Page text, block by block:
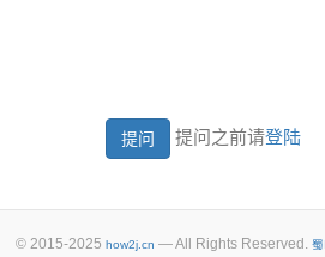
提问之前请登陆
© 2015-2025 how2j.cn — All Rights Reserved.